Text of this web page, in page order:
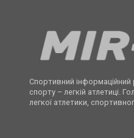
Спортивний
спорту – легкій атлетиці.
легкої атлетики,